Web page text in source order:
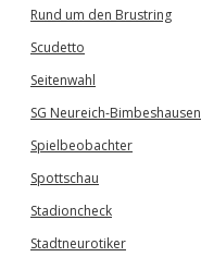
Rund um den Brustring
Scudetto
Seitenwahl
SG Neureich-Bimbeshausen
Spielbeobachter
Spottschau
Stadioncheck
Stadtneurotiker